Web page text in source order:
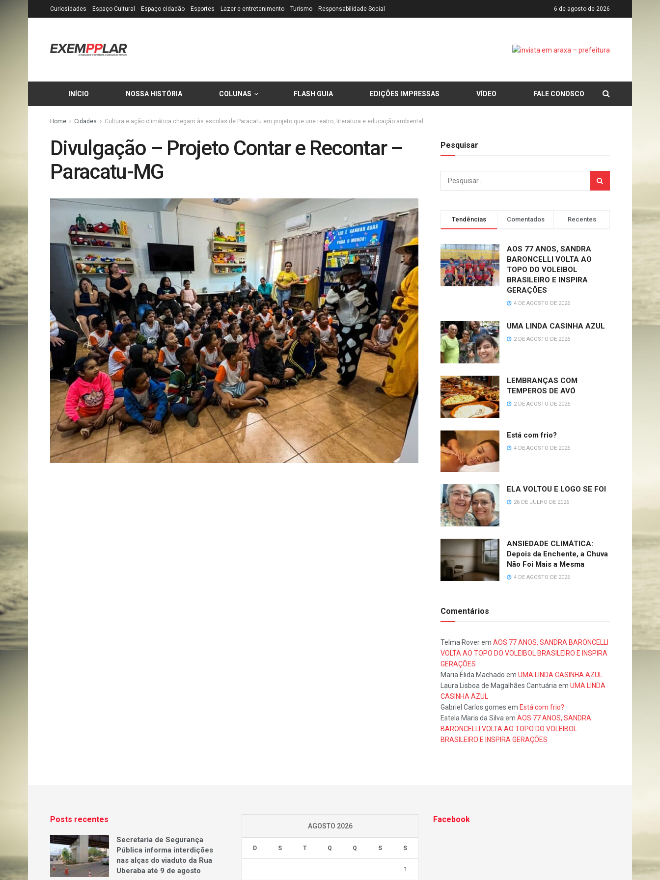
Curiosidades Espaço Cultural Espaço cidadão Esportes Lazer e entretenimento Turismo Responsabilidade Social 6 de agosto de 2026
INÍCIO NOSSA HISTÓRIA COLUNAS FLASH GUIA EDIÇÕES IMPRESSAS VÍDEO FALE CONOSCO
Home Cidades Cultura e ação climática chegam às escolas de Paracatu em projeto que une teatro, literatura e educação ambiental
Divulgação – Projeto Contar e Recontar –
Paracatu-MG
Pesquisar
Tendências Comentados Recentes
AOS 77 ANOS, SANDRA
BARONCELLI VOLTA AO
TOPO DO VOLEIBOL
BRASILEIRO E INSPIRA
GERAÇÕES
4 DE AGOSTO DE 2026
UMA LINDA CASINHA AZUL
2 DE AGOSTO DE 2026
LEMBRANÇAS COM
TEMPEROS DE AVÓ
2 DE AGOSTO DE 2026
Está com frio?
4 DE AGOSTO DE 2026
ELA VOLTOU E LOGO SE FOI
26 DE JULHO DE 2026
ANSIEDADE CLIMÁTICA:
Depois da Enchente, a Chuva
Não Foi Mais a Mesma
4 DE AGOSTO DE 2026
Comentários
Telma Roverem AOS 77 ANOS, SANDRA BARONCELLI
VOLTA AO TOPO DO VOLEIBOL BRASILEIRO E INSPIRA
GERAÇÕES
Maria Élida Machado em UMA LINDA CASINHA AZUL
Laura Lisboa de Magalhães Cantuária em UMA LINDA
CASINHA AZUL
Gabriel Carlos gomes em Está com frio?
Estela Maris da Silva em AOS 77 ANOS, SANDRA
BARONCELLI VOLTA AO TOPO DO VOLEIBOL
BRASILEIRO E INSPIRA GERAÇÕES
Posts recentes
Secretaria de Segurança
Pública informa interdições
nas alças do viaduto da Rua
Uberaba até 9 de agosto
AGOSTO 2026
D S T Q Q S S
1
Facebook